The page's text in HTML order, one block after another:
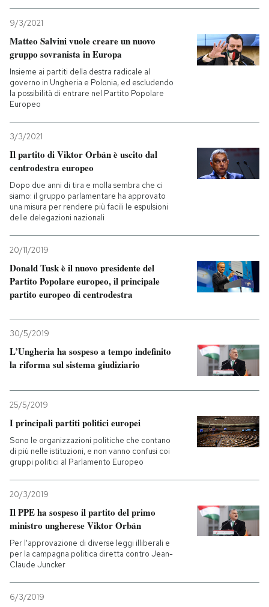
I MIEI PREFERITI
CALENDARIO
AREA PERSONALE
Entra
9/3/2021
Matteo Salvini vuole creare un nuovo
gruppo sovranista in Europa
Insieme ai partiti della destra radicale al
governo in Ungheria e Polonia, ed escludendo
la possibilità di entrare nel Partito Popolare
Europeo
3/3/2021
Il partito di Viktor Orbán è uscito dal
centrodestra europeo
Dopo due anni di tira e molla sembra che ci
siamo: il gruppo parlamentare ha approvato
una misura per rendere più facili le espulsioni
delle delegazioni nazionali
20/11/2019
Donald Tusk è il nuovo presidente del
Partito Popolare europeo, il principale
partito europeo di centrodestra
30/5/2019
L’Ungheria ha sospeso a tempo indefinito
la riforma sul sistema giudiziario
25/5/2019
I principali partiti politici europei
Sono le organizzazioni politiche che contano
di più nelle istituzioni, e non vanno confusi coi
gruppi politici al Parlamento Europeo
20/3/2019
Il PPE ha sospeso il partito del primo
ministro ungherese Viktor Orbán
Per l'approvazione di diverse leggi illiberali e
per la campagna politica diretta contro Jean-
Claude Juncker
6/3/2019